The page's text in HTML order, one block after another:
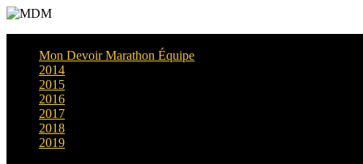
Mon Devoir Marathon Équipe
2014
2015
2016
2017
2018
2019